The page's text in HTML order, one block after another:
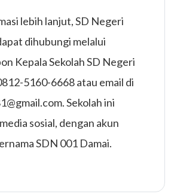
lebih lanjut, SD Negeri
dihubungi melalui
Kepala Sekolah SD Negeri
5160-6668 atau email di
Sekolah ini
sosial, dengan akun
SDN 001 Damai.